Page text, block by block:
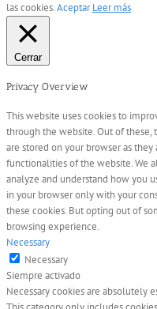
las cookies.Aceptar Leer más
Cerrar
Privacy Overview
This website uses cookies to
through the website. Out of these,
are stored on your browser as
functionalities of the website. We
analyze and understand how you
in your browser only with your
these cookies. But opting out of
browsing experience.
Necessary
Necessary
Siempre activado
Necessary cookies are absolutely